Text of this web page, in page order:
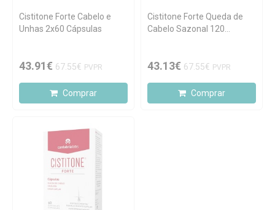
Cistitone Forte Cabelo e
Unhas 2x60 Cápsulas
43.91€ 67.55€ PVPR
Comprar
Cistitone Forte Queda de
Cabelo Sazonal 120
43.13€ 67.55€ PVPR
Comprar